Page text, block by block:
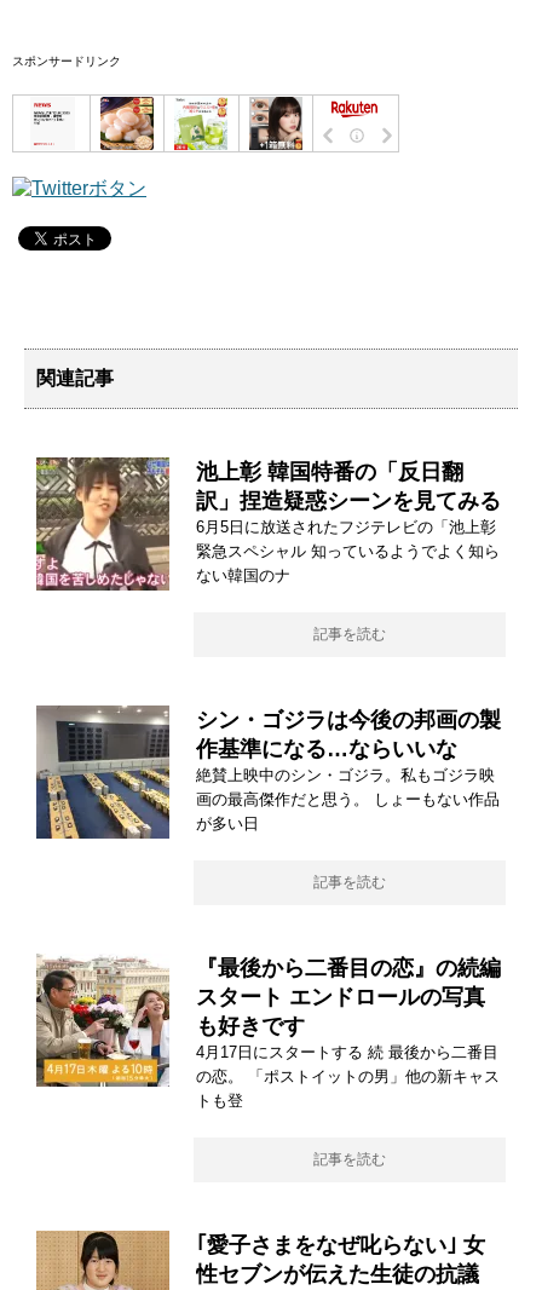
スポンサードリンク
関連記事
池上彰 韓国特番の「反日翻
訳」捏造疑惑シーンを見てみる
6月5日に放送されたフジテレビの「池上彰
緊急スペシャル 知っているようでよく知ら
ない韓国のナ
記事を読む
シン・ゴジラは今後の邦画の製
作基準になる…ならいいな
絶賛上映中のシン・ゴジラ。私もゴジラ映
画の最高傑作だと思う。 しょーもない作品
が多い日
記事を読む
『最後から二番目の恋』の続編
スタート エンドロールの写真
も好きです
4月17日にスタートする 続 最後から二番目
の恋。 「ポストイットの男」他の新キャス
トも登
記事を読む
｢愛子さまをなぜ叱らない｣ 女
性セブンが伝えた生徒の抗議